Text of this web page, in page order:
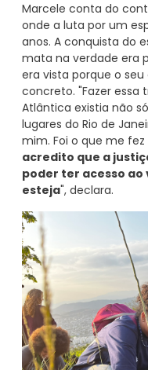
Marcele conta do
onde a luta por um
anos. A conquista do
mata na verdade era
era vista porque o
concreto. "Fazer essa
Atlântica existia não
lugares do Rio de
mim. Foi o que me
acredito que a
poder ter acesso
esteja", declara.